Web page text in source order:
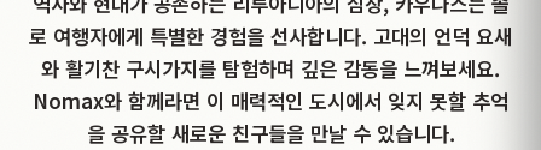
로 여행자에게 특별한 경험을 선사합니다. 고대의 언덕 요새
와 활기찬 구시가지를 탐험하며 깊은 감동을 느껴보세요.
Nomax와 함께라면 이 매력적인 도시에서 잊지 못할 추억
을 공유할 새로운 친구들을 만날 수 있습니다.